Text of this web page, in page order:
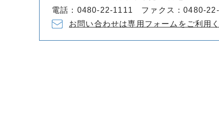
電話：0480-22-1111 ファクス：0480-
お問い合わせは専用フォームをご利用く